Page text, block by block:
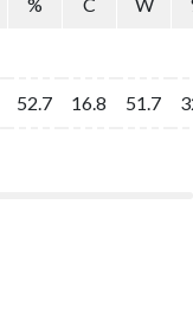
52.7 16.8 51.7
52.7 16.8 51.7